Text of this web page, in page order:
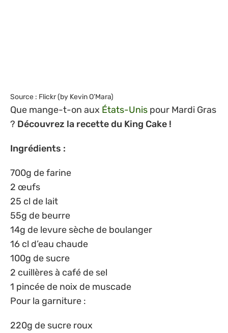
Source : Flickr (by Kevin O’Mara)
Que mange-t-on aux États-Unis pour Mardi Gras
? Découvrez la recette du King Cake !
Ingrédients :
700g de farine
2 œufs
25 cl de lait
55g de beurre
14g de levure sèche de boulanger
16 cl d’eau chaude
100g de sucre
2 cuillères à café de sel
1 pincée de noix de muscade
Pour la garniture :
220g de sucre roux